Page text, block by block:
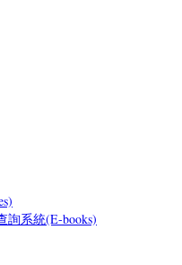
詢系統(E-books)